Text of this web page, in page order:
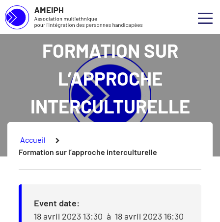
Skip to main content
Skip to footer
Association multiethnique pour l’intégration des personnes
Qui
FORMATION SUR
L’APPROCHE
INTERCULTURELLE
Vous êtes ici :
Accueil
Formation sur l’approche interculturelle
Event date:
18 avril 2023 13:30 à 18 avril 2023 16:30